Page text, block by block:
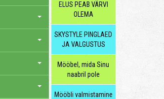
ELUS PEAB VÄRVI
OLEMA
SKYSTYLE PINGLAED
JA VALGUSTUS
Mööbel, mida Sinu
naabril pole
Mööbli valmistamine